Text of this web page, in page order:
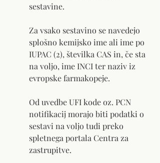
sestavine.
Za vsako sestavino se navedejo
splošno kemijsko ime ali ime po
IUPAC (2), številka CAS in, če sta
na voljo, ime INCI ter naziv iz
evropske farmakopeje.
Od uvedbe UFI kode oz. PCN
notifikacij morajo biti podatki o
sestavi na voljo tudi preko
spletnega portala Centra za
zastrupitve.